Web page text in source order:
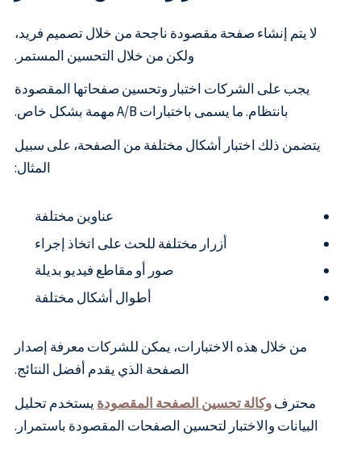
لا يتم إنشاء صفحة مقصودة ناجحة من خلال تصميم فريد،
ولكن من خلال التحسين المستمر.
يجب على الشركات اختبار وتحسين صفحاتها المقصودة
بانتظام. ما يسمى باختبارات A/B مهمة بشكل خاص.
يتضمن ذلك اختبار أشكال مختلفة من الصفحة، على سبيل
المثال:
عناوين مختلفة
أزرار مختلفة للحث على اتخاذ إجراء
صور أو مقاطع فيديو بديلة
أطوال أشكال مختلفة
من خلال هذه الاختبارات، يمكن للشركات معرفة إصدار
الصفحة الذي يقدم أفضل النتائج.
محترفوكالة تحسين الصفحة المقصودة يستخدم تحليل
البيانات والاختبار لتحسين الصفحات المقصودة باستمرار.